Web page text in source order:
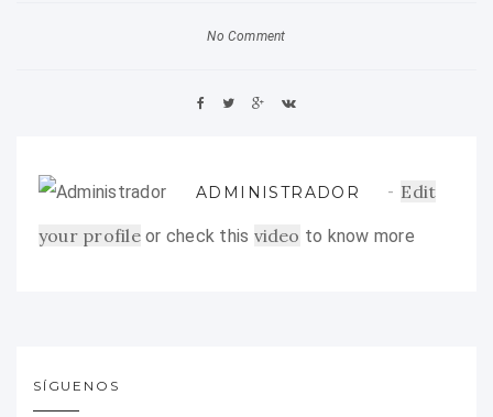
No Comment
ADMINISTRADOR
Edit
your profileor check this video to know more
SÍGUENOS